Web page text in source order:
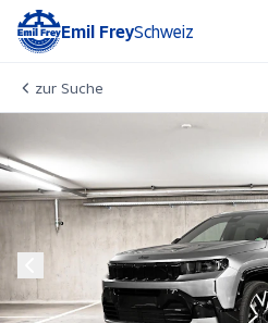
Emil FreySchweiz
zur Suche